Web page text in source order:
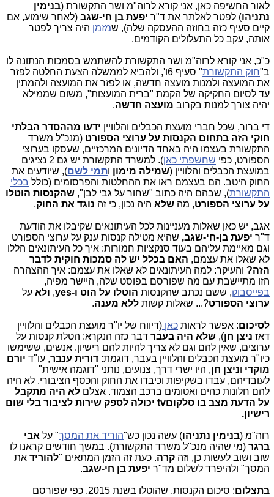
לאור החשיפה כאן, אני קורא לרוה"מ ושר התקשורת (בנימין
נתניהו) לפטר לאלתר את ד"ר יפעת בן חי-שגב (לאחר שימוע, אם
קיים סעיף כזה בחוזה ההעסקה שלה), שמזמן היה צריך לפטר
אותה, עקב כל התעלולים הקודמים.
כ"כ, אני קורא לרוה"מ ושר התקשורת להשתמש בסמכות הנתונה לו
ב"חוק התקשורת
" סעיף 6ו', ולהביא לממשלה הצעת החלטה לפזר
את המועצה ולמנות מועצה חדשה, או לפזר את המועצה ולהמתין
עד לסיום החקיקה של הקמת "ברית המועצות", משום שממילא
יהיה צורך למנות בקרוב מועצה חדשה.
די ברור, שכל חברי מועצת הכבלים והלוויין ידעו מההסדר הבלתי
חוקי הזה בתחום הקנסות על ערוצי הספורט (מנכ"ל משרד
התקשורת בעצמו היה באחד הדיונים המרכזיים, שעסקו בערוצי
הספורט, כפי שחשפתי כאן
). למשרד התקשורת יש גם 2 נציגים
במועצת הכבלים והלוויין (שמילה מימון ותמי לשם), שיודעים את
החוק היטב. הם בעצמם ראו את ההחלטות והפרסומים (כולל בכלי
התקשורת), שבהם היה כתוב "שחור על גבי לבן", שהקנסות הוטלו
על ערוצי הספורט, מה שלא היה נכון, כי זה נוגד את החוק.
אגב, יש כאן שאלות מעניינות לכל העיתונאים שקיבלו את הודעת
ד"ר יפעת בן-חי-שגב, שהיא מטילה קנסות ענק על ערוצי הספורט
וגם מאיימת עליהם בעוד סנקציות חמורות: איך כל העיתונאים הללו
לא שאלו את עצמם, האם בכלל יש לה סמכות חוקית לדבר
הזה? והעיקר: למה העיתונאים לא שאלו את עצמם: איך ההצהרה
הזו מתיישבת עם מה שפורסם בפוסט שלה, היישר מפיה,
בפייסבוק, ששם נכתב שהקנסות הוטלו על הוט ו-yes , ולא על
ערוצי הספורט?... שאלות קשות ללא מענה.
לסיכום: אפשר לראות כאן (דיווח של יו"ר מועצת הכבלים והלוויין
דאז ניצן חן), שלא היה בעבר דבר כזה הנקרא: הטלת קנסות על
ערוצים, שאין להם וגם לא צריך להיות להם רישיון. אנשים, ששימשו
כיו"ר מועצת הכבלים והלוויין בעבר, דוגמת: דורית ענבר, עו"ד יורם
מוקדי וניצן חן, היו ישרי דרך, צנועים, נותני "דוגמה אישית"
לעובדיהם, עבדו בשקיפות וכיבדו את החוק והכסף הציבורי. לא היה
להם חלונות כהים ואטומים ברכב הצמוד. אצלם לא היה מתקבל
על הדעת מצב בו סלקוםtv יכולה לספק שירות לציבור בלי שום
רישיון.
רוה"מ (בנימין נתניהו) עשה נכון כש"הוריד את המסך" על אבי
ברגר (מי שהיה מנכ"ל משרד התקשורת). במשך חודשים קראנו לו
שוב ושוב לעשות כן, וזה קרה. כעת זה הזמן המתאים "להוריד את
המסך" ולהיפרד לשלום מד"ר יפעת בן חי-שגב.
בתצלום
: סיכום הקנסות, שהוטלו בשנת 2015, כפי שפורסם